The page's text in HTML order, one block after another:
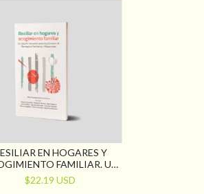
EN HOGARES Y
FAMILIAR. UN
NECESARIO PARA
LOS PROCESOS DE
$22.19 USD